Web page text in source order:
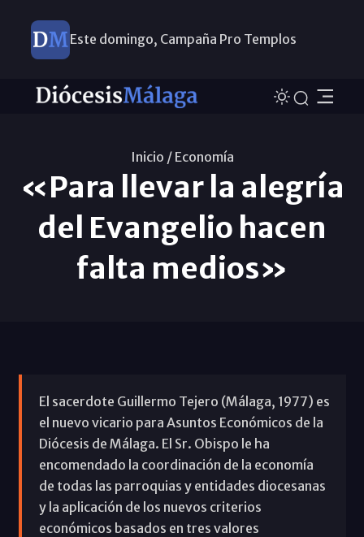
Este domingo, Campaña Pro Templos
Inicio / Economí­a
«Para llevar la alegría
del Evangelio hacen
falta medios»
El sacerdote Guillermo Tejero (Málaga, 1977) es
el nuevo vicario para Asuntos Económicos de la
Diócesis de Málaga. El Sr. Obispo le ha
encomendado la coordinación de la economía
de todas las parroquias y entidades diocesanas
y la aplicación de los nuevos criterios
económicos basados en tres valores